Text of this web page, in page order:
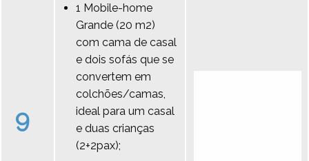
9
1 Mobile-home
Grande (20 m2)
com cama de casal
e dois sofás que se
convertem em
colchões/camas,
ideal para um casal
e duas crianças
(2+2pax);